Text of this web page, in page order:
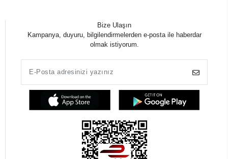
Bize Ulaşın
Kampanya, duyuru, bilgilendirmelerden e-posta ile haberdar
olmak istiyorum.